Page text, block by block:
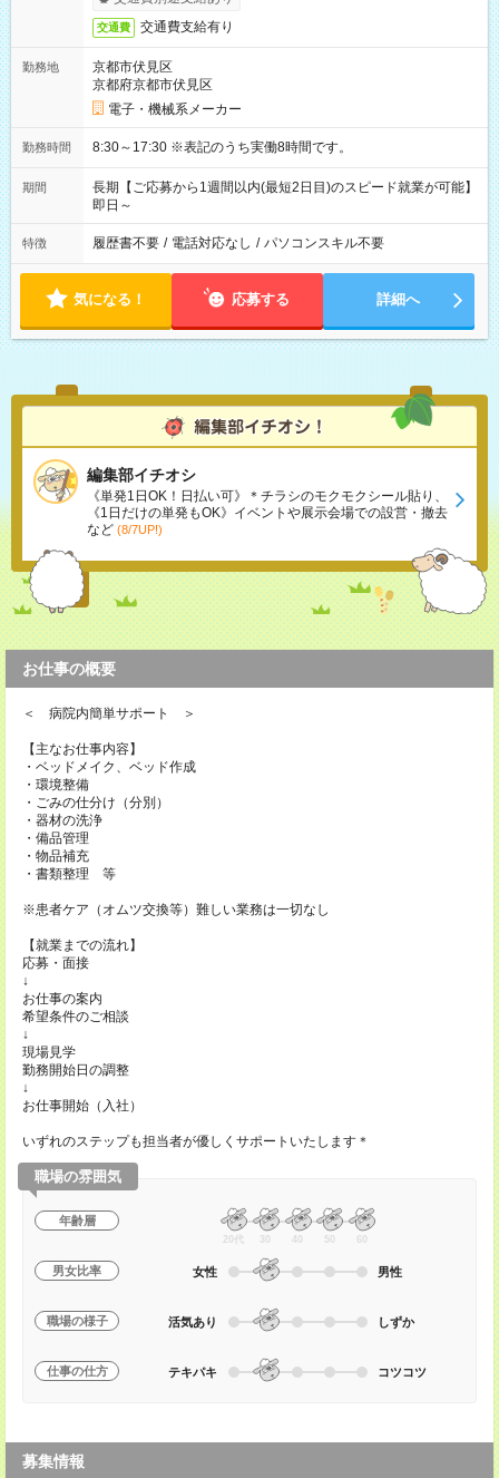
交通費 交通費支給有り
勤務地
京都市伏見区
京都府京都市伏見区
電子・機械系メーカー
勤務時間 8:30～17:30 ※表記のうち実働8時間です。
期間
長期【ご応募から1週間以内(最短2日目)のスピード就業が可能】
即日～
特徴 履歴書不要 / 電話対応なし / パソコンスキル不要
気になる！ 応募する 詳細へ
編集部イチオシ
《単発1日OK！日払い可》＊チラシのモクモクシール貼り、
《1日だけの単発もOK》イベントや展示会場での設営・撤去
など (8/7UP!)
お仕事の概要
＜ 病院内簡単サポート ＞
【主なお仕事内容】
・ベッドメイク、ベッド作成
・環境整備
・ごみの仕分け（分別）
・器材の洗浄
・備品管理
・物品補充
・書類整理 等
※患者ケア（オムツ交換等）難しい業務は一切なし
【就業までの流れ】
応募・面接
↓
お仕事の案内
希望条件のご相談
↓
現場見学
勤務開始日の調整
↓
お仕事開始（入社）
いずれのステップも担当者が優しくサポートいたします＊
職場の雰囲気
年齢層
20代 30 40 50 60
男女比率 女性 男性
職場の様子 活気あり しずか
仕事の仕方 テキパキ コツコツ
募集情報